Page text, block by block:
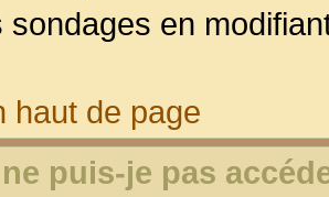
sondages en
haut de page
puis-je pas